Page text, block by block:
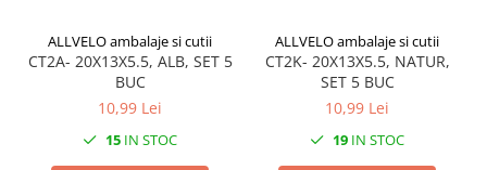
ALLVELO ambalaje si cutii
CT2A- 20X13X5.5, ALB, SET 5
BUC
10,99 Lei
15 IN STOC
ALLVELO ambalaje si cutii
CT2K- 20X13X5.5, NATUR,
SET 5 BUC
10,99 Lei
19 IN STOC